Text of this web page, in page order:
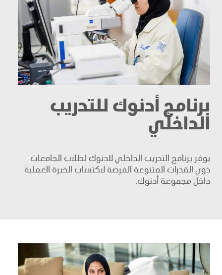
برنامج أدنوك للتدريب
الداخلي
يوفر برنامج التدريب الداخلي لأدنوك لطلاب الجامعات
ذوي القدرات المتنوعة الفرصة لاكتساب الخبرة العملية
داخل مجموعة أدنوك.